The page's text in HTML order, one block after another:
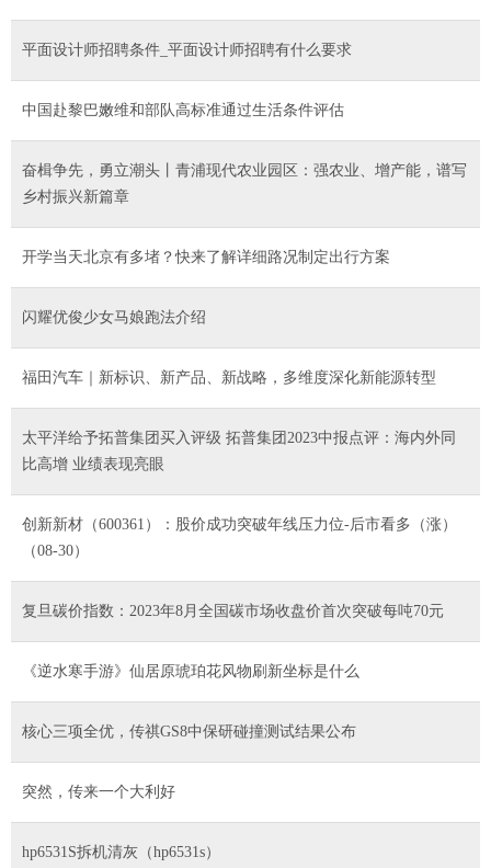
平面设计师招聘条件_平面设计师招聘有什么要求
中国赴黎巴嫩维和部队高标准通过生活条件评估
奋楫争先，勇立潮头丨青浦现代农业园区：强农业、增产能，谱写
乡村振兴新篇章
开学当天北京有多堵？快来了解详细路况制定出行方案
闪耀优俊少女马娘跑法介绍
福田汽车｜新标识、新产品、新战略，多维度深化新能源转型
太平洋给予拓普集团买入评级 拓普集团2023中报点评：海内外同
比高增 业绩表现亮眼
创新新材（600361）：股价成功突破年线压力位-后市看多（涨）
（08-30）
复旦碳价指数：2023年8月全国碳市场收盘价首次突破每吨70元
《逆水寒手游》仙居原琥珀花风物刷新坐标是什么
核心三项全优，传祺GS8中保研碰撞测试结果公布
突然，传来一个大利好
hp6531S拆机清灰（hp6531s）